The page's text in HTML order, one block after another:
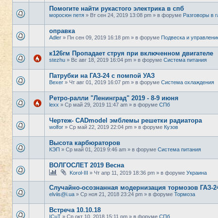
Помогите найти рукастого электрика в спб
моросюн петя » Вт сен 24, 2019 13:08 pm » в форуме Разговоры в
оправка
Adler » Пн сен 09, 2019 16:18 pm » в форуме Подвеска и
к126гм Пропадает струя при включенном двигателе
stezhu » Вс авг 18, 2019 16:04 pm » в форуме Система питания
Патрубки на ГАЗ-24 с помпой УАЗ
Bexer » Чт авг 01, 2019 16:07 pm » в форуме Система охлаждения
Ретро-ралли "Ленинград" 2019 - 8-9 июня
lexx » Ср май 29, 2019 11:47 am » в форуме СПб
Чертеж- CADmodel эмблемы решетки радиатора
wolfor » Ср май 22, 2019 22:04 pm » в форуме Кузов
Высота карбюраторов
КЭП » Ср май 01, 2019 9:46 am » в форуме Система питания
ВОЛГОСЛЕТ 2019 Весна
Korol-III » Чт апр 11, 2019 18:36 pm » в форуме Украина
Случайно-осознанная модернизация тормозов ГАЗ-
elviis@i.ua » Ср ноя 21, 2018 23:24 pm » в форуме Тормоза
Встреча 10.10.18
ICuT » Ср окт 10, 2018 15:11 pm » в форуме СПб